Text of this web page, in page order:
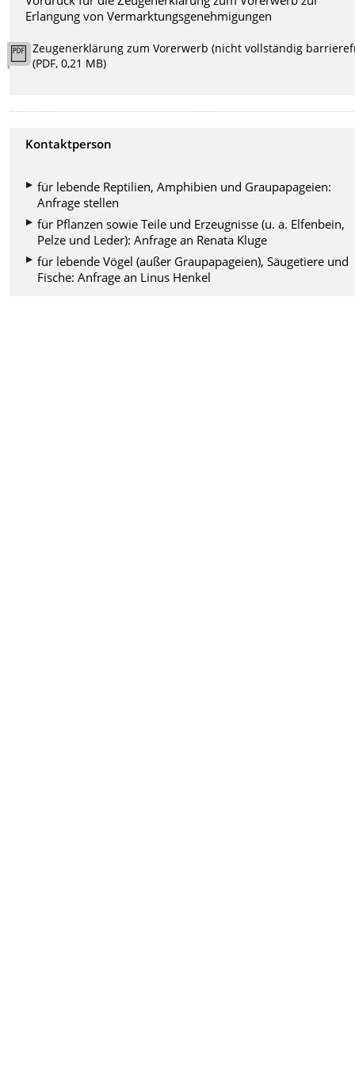
Erlangung von Vermarktungsgenehmigungen
Zeugenerklärung zum Vorerwerb (nicht vollständig
(PDF, 0,21 MB)
Kontaktperson
für lebende Reptilien, Amphibien und Graupapageien:
Anfrage stellen
für Pflanzen sowie Teile und Erzeugnisse (u. a. Elfenbein,
Pelze und Leder): Anfrage an Renata Kluge
für lebende Vögel (außer Graupapageien), Säugetiere und
Fische: Anfrage an Linus Henkel